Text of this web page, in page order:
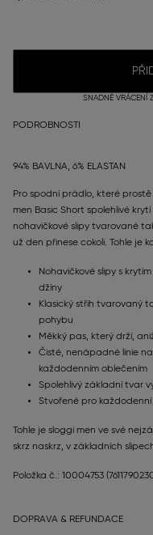
SNADNÉ VRÁCENÍ
PODROBNOSTI
94% BAVLNA, 6% ELASTAN
Pro spodní prádlo, které
men Basic Short spolehlivé
nohavičkové slipy tvarované
už den přinese cokoli. Tohle je
Nohavičkové slipy s
džíny
Klasický střih tvarovaný
pohybu
Měkký pas, který drží,
Čisté, nenápadné linie
každodenním oblečením
Spolehlivý základní tvar
Stvořené pro
Tohle je sloggi men ve své
skrz naskrz, v základních
Položka č.: 10004753
DOPRAVA & REFUNDACE